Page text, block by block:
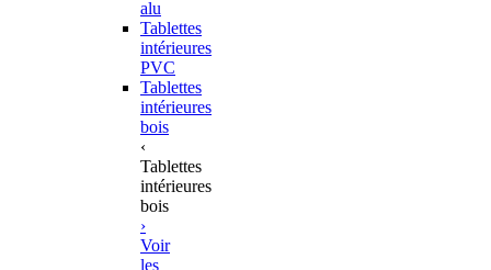
alu
Tablettes
intérieures
PVC
Tablettes
intérieures
bois
‹
Tablettes
intérieures
bois
›
Voir
les